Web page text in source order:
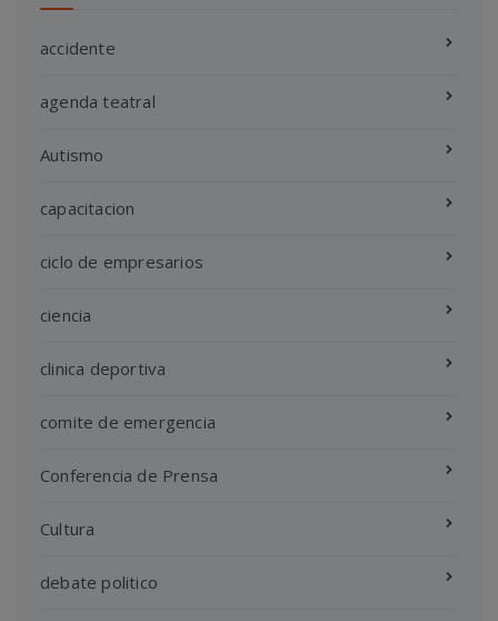
accidente
agenda teatral
Autismo
capacitacion
ciclo de empresarios
ciencia
clinica deportiva
comite de emergencia
Conferencia de Prensa
Cultura
debate politico